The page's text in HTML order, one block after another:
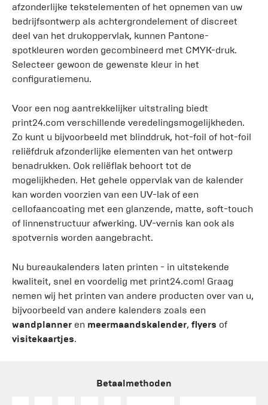
afzonderlijke tekstelementen of het opnemen van uw
bedrijfsontwerp als achtergrondelement of discreet
deel van het drukoppervlak, kunnen Pantone-
spotkleuren worden gecombineerd met CMYK-druk.
Selecteer gewoon de gewenste kleur in het
configuratiemenu.
Voor een nog aantrekkelijker uitstraling biedt
print24.com verschillende veredelingsmogelijkheden.
Zo kunt u bijvoorbeeld met blinddruk, hot-foil of hot-foil
reliëfdruk afzonderlijke elementen van het ontwerp
benadrukken. Ook reliëflak behoort tot de
mogelijkheden. Het gehele oppervlak van de kalender
kan worden voorzien van een UV-lak of een
cellofaancoating met een glanzende, matte, soft-touch
of linnenstructuur afwerking. UV-vernis kan ook als
spotvernis worden aangebracht.
Nu bureaukalenders laten printen - in uitstekende
kwaliteit, snel en voordelig met print24.com! Graag
nemen wij het printen van andere producten over van u,
bijvoorbeeld van andere kalenders zoals een
wandplanner en meermaandskalender, flyers of
visitekaartjes.
Betaalmethoden